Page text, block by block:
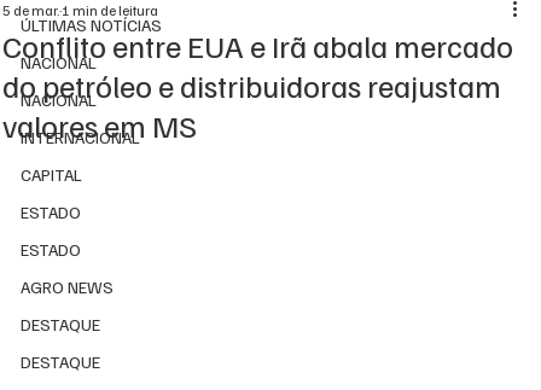
ÚLTIMAS NOTÍCIAS
NACIONAL
NACIONAL
INTERNACIONAL
CAPITAL
ESTADO
ESTADO
AGRO NEWS
DESTAQUE
DESTAQUE
Conflito entre EUA e Irã abala mercado
do petróleo e distribuidoras reajustam
valores em MS
5 de mar.1 min de leitura